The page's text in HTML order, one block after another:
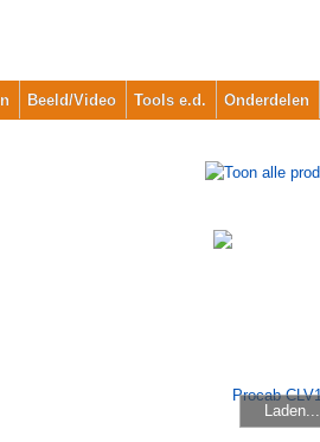
Beeld/Video Tools e.d. Onderdelen
Laden...